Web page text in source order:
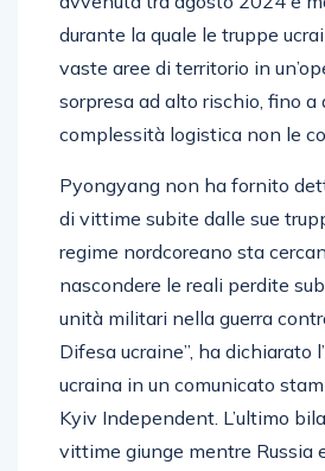
durante la quale le truppe
vaste aree di territorio in
sorpresa ad alto rischio, fino a
complessità logistica non le
Pyongyang non ha fornito
di vittime subite dalle sue
regime nordcoreano sta
nascondere le reali perdite
unità militari nella guerra
Difesa ucraine”, ha dichiarato
ucraina in un comunicato
Kyiv Independent. L’ultimo
vittime giunge mentre Russia